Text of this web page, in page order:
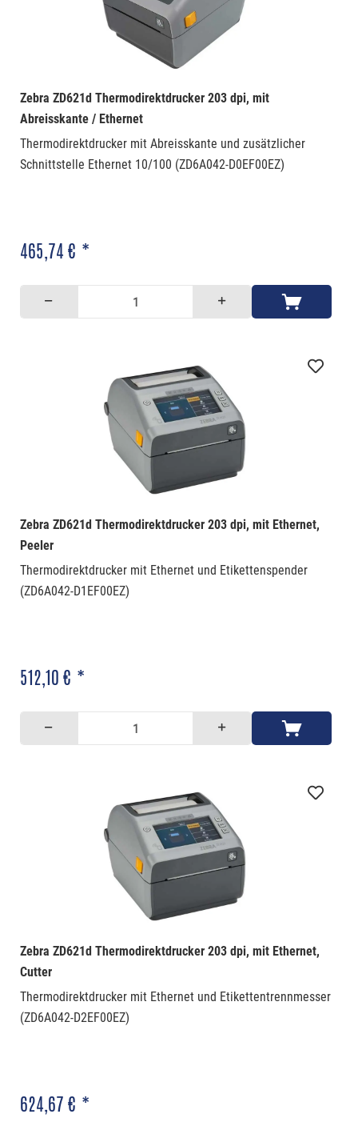
Zebra ZD621d Thermodirektdrucker 203 dpi, mit
Abreisskante / Ethernet
Thermodirektdrucker mit Abreisskante und zusätzlicher
Schnittstelle Ethernet 10/100 (ZD6A042-D0EF00EZ)
465,74 € *
Zebra ZD621d Thermodirektdrucker 203 dpi, mit Ethernet,
Peeler
Thermodirektdrucker mit Ethernet und Etikettenspender
(ZD6A042-D1EF00EZ)
512,10 € *
Zebra ZD621d Thermodirektdrucker 203 dpi, mit Ethernet,
Cutter
Thermodirektdrucker mit Ethernet und Etikettentrennmesser
(ZD6A042-D2EF00EZ)
624,67 € *